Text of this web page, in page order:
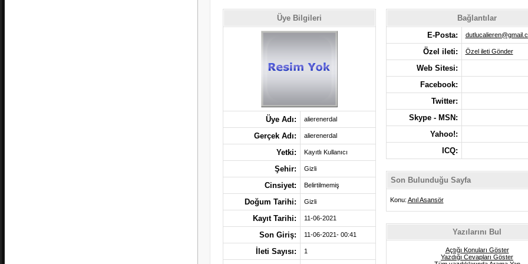
Üye Bilgileri
Üye Adı: alierenerdal
Gerçek Adı: alierenerdal
Yetki: Kayıtlı Kullanıcı
Şehir: Gizli
Cinsiyet: Belirtilmemiş
Doğum Tarihi: Gizli
Kayıt Tarihi: 11-06-2021
Son Giriş: 11-06-2021- 00:41
İleti Sayısı: 1
Bağlantılar
E-Posta:
Özel ileti: Özel ileti Gönder
Web Sitesi:
Facebook:
Twitter:
Skype - MSN:
Yahoo!:
ICQ:
Son Bulunduğu Sayfa
Konu: Anıl Asansör
Yazılarını Bul
Açtığı Konuları Göster
Yazdığı Cevapları Göster